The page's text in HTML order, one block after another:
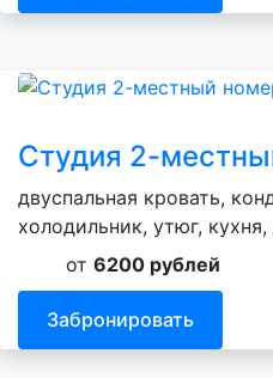
Студия 2-
двуспальная кровать,
холодильник, утюг,
от 6200 рублей
Забронировать